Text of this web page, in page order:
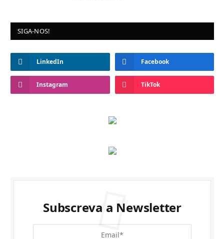
SIGA-NOS!
LinkedIn Facebook
Instagram TikTok
Subscreva a Newsletter